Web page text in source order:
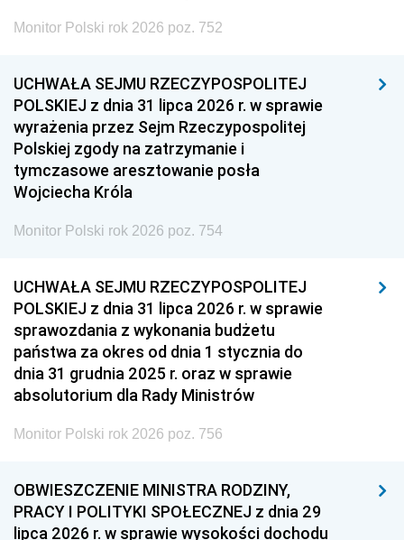
Monitor Polski rok 2026 poz. 752
UCHWAŁA SEJMU RZECZYPOSPOLITEJ
POLSKIEJ z dnia 31 lipca 2026 r. w sprawie
wyrażenia przez Sejm Rzeczypospolitej
Polskiej zgody na zatrzymanie i
tymczasowe aresztowanie posła
Wojciecha Króla
Monitor Polski rok 2026 poz. 754
UCHWAŁA SEJMU RZECZYPOSPOLITEJ
POLSKIEJ z dnia 31 lipca 2026 r. w sprawie
sprawozdania z wykonania budżetu
państwa za okres od dnia 1 stycznia do
dnia 31 grudnia 2025 r. oraz w sprawie
absolutorium dla Rady Ministrów
Monitor Polski rok 2026 poz. 756
OBWIESZCZENIE MINISTRA RODZINY,
PRACY I POLITYKI SPOŁECZNEJ z dnia 29
lipca 2026 r. w sprawie wysokości dochodu